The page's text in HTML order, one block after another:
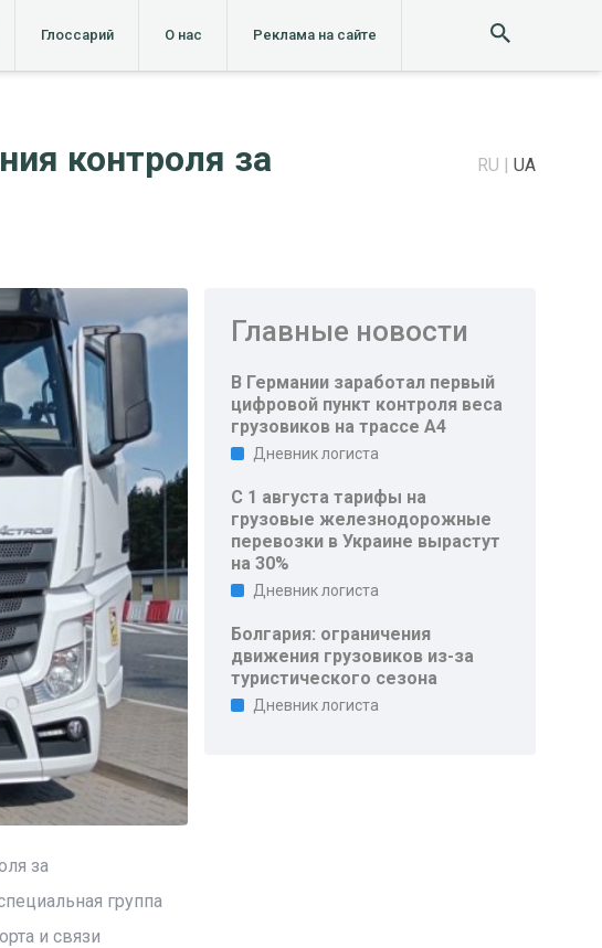
Глоссарий О нас Реклама на сайте
контроля за
RU UA
за
группа
и связи
Главные новости
В Германии заработал первый
цифровой пункт контроля веса
грузовиков на трассе A4
Дневник логиста
С 1 августа тарифы на
грузовые железнодорожные
перевозки в Украине вырастут
на 30%
Дневник логиста
Болгария: ограничения
движения грузовиков из-за
туристического сезона
Дневник логиста